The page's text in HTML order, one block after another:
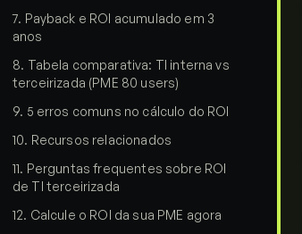
7. Payback e ROI acumulado em 3
anos
8. Tabela comparativa: TI interna vs
terceirizada (PME 80 users)
9. 5 erros comuns no cálculo do ROI
10. Recursos relacionados
11. Perguntas frequentes sobre ROI
de TI terceirizada
12. Calcule o ROI da sua PME agora